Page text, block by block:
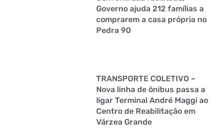
Governo ajuda 212 famílias a
comprarem a casa própria no
Pedra 90
TRANSPORTE COLETIVO –
Nova linha de ônibus passa a
ligar Terminal André Maggi ao
Centro de Reabilitação em
Várzea Grande